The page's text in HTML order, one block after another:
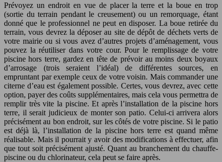
Prévoyez un endroit en vue de placer la terre et la boue en trop
(sortie du terrain pendant le creusement) ou un remorquage, étant
donné que le professionnel ne peut en disposer. La boue retirée du
terrain, vous devrez la déposer au site de dépôt de déchets verts de
votre mairie ou si vous avez d’autres projets d’aménagement, vous
pouvez la réutiliser dans votre cour. Pour le remplissage de votre
piscine hors terre, gardez en tête de prévoir au moins deux boyaux
d’arrosage (trois seraient l’idéal) de différentes sources, en
empruntant par exemple ceux de votre voisin. Mais commander une
citerne d’eau est également possible. Certes, vous devrez, avec cette
option, payer des coûts supplémentaires, mais cela vous permettra de
remplir très vite la piscine. Et après l’installation de la piscine hors
terre, il serait judicieux de monter son patio. Celui-ci arrivera alors
précisément au bon endroit, sur les côtés de votre piscine. Si le patio
est déjà là, l’installation de la piscine hors terre est quand même
réalisable. Mais il pourrait y avoir des modifications à effectuer, afin
que tout soit précisément ajusté. Quant au branchement du chauffe-
piscine ou du chlorinateur, cela peut se faire après.